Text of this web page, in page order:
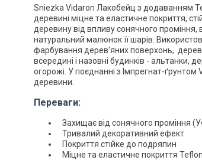
Sniezka Vidaron Лакобейц з додаванням
деревині міцне та еластичне покриття,
деревину від впливу сонячного проміння,
натуральний малюнок її шарів.
фарбування дерев'яних поверхонь,
всередині і назовні будинків - альтанки,
огорожі. У поєднанні з Імпрегнат-
деревини.
Переваги:
Захищає від сонячного проміння
Тривалий декоративний ефект
Покриття стійке до подряпин
Міцне та еластичне покриття